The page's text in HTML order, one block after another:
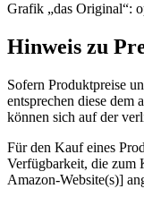
Grafik „das Original“:
Hinweis zu
Sofern Produktpreise
entsprechen diese dem
können sich auf der
Für den Kauf eines
Verfügbarkeit, die zum
Amazon-Website(s)]